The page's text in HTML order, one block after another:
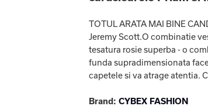
TOTUL ARATA MAI BINE
Jeremy Scott.O combinatie
tesatura rosie superba - o
funda supradimensionata
capetele si va atrage atentia.
Brand: CYBEX FASHION